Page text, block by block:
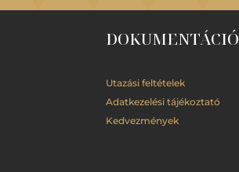
DOKUMENTÁCIÓ
Utazási feltételek
Adatkezelési tájékoztató
Kedvezmények